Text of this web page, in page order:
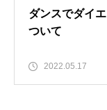
ダンスでダイ
ついて
2022.05.17